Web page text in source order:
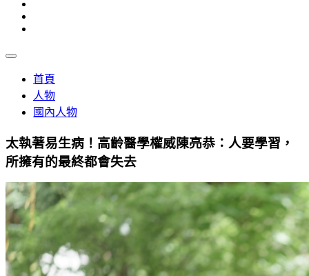
首頁
人物
國內人物
太執著易生病！高齡醫學權威陳亮恭：人要學習，
所擁有的最終都會失去